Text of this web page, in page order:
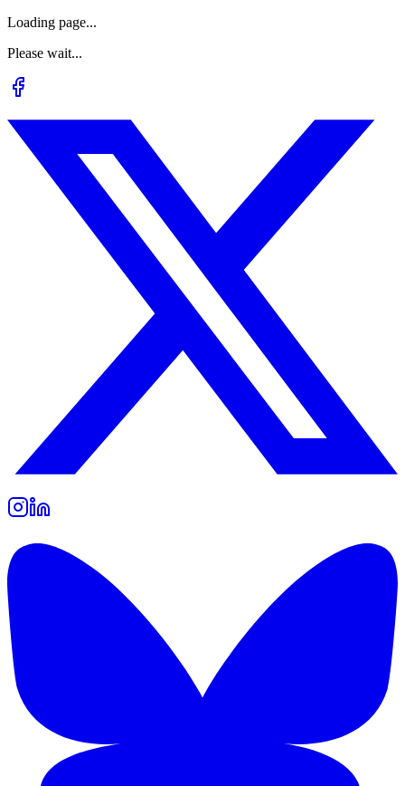
Loading page...
Please wait...